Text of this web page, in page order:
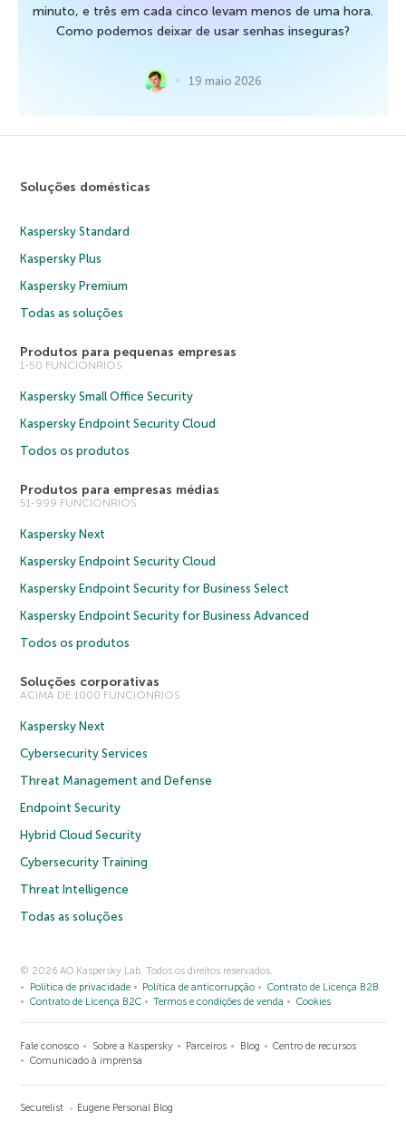
minuto, e três em cada cinco levam menos de uma hora.
Como podemos deixar de usar senhas inseguras?
19 maio 2026
Soluções domésticas
Kaspersky Standard
Kaspersky Plus
Kaspersky Premium
Todas as soluções
Produtos para pequenas empresas
1-50 FUNCIONRIOS
Kaspersky Small Office Security
Kaspersky Endpoint Security Cloud
Todos os produtos
Produtos para empresas médias
51-999 FUNCIONRIOS
Kaspersky Next
Kaspersky Endpoint Security Cloud
Kaspersky Endpoint Security for Business Select
Kaspersky Endpoint Security for Business Advanced
Todos os produtos
Soluções corporativas
ACIMA DE 1000 FUNCIONRIOS
Kaspersky Next
Cybersecurity Services
Threat Management and Defense
Endpoint Security
Hybrid Cloud Security
Cybersecurity Training
Threat Intelligence
Todas as soluções
© 2026 AO Kaspersky Lab. Todos os direitos reservados.
Política de privacidade
Política de anticorrupção
Contrato de Licença B2B
Contrato de Licença B2C
Termos e condições de venda Cookies
Fale conosco Sobre a Kaspersky Parceiros Blog
Centro de recursos
Comunicado à imprensa
Securelist Eugene Personal Blog